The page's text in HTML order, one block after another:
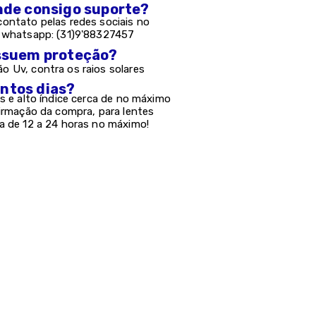
consigo suporte?
pelas redes sociais no
(31)9'88327457
proteção?
Uv, contra os raios solares
dias?
e alto índice cerca de no máximo
da compra, para lentes
de 12 a 24 horas no máximo!